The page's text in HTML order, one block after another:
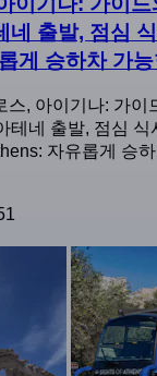
네 출발, 점심
게 승하차 가능
스, 아이기나: 가이
테네 출발, 점심 식
자유롭게 승